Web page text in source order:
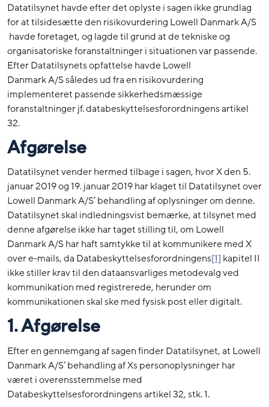
Datatilsynet havde efter det oplyste i sagen ikke grundlag
for at tilsidesætte den risikovurdering Lowell Danmark A/S
havde foretaget, og lagde til grund at de tekniske og
organisatoriske foranstaltninger i situationen var passende.
Efter Datatilsynets opfattelse havde Lowell
Danmark A/S således ud fra en risikovurdering
implementeret passende sikkerhedsmæssige
foranstaltninger jf. databeskyttelsesforordningens artikel
32.
Afgørelse
Datatilsynet vender hermed tilbage i sagen, hvor X den 5.
januar 2019 og 19. januar 2019 har klaget til Datatilsynet over
Lowell Danmark A/S’ behandling af oplysninger om denne.
Datatilsynet skal indledningsvist bemærke, at tilsynet med
denne afgørelse ikke har taget stilling til, om Lowell
Danmark A/S har haft samtykke til at kommunikere med X
over e-mails, da Databeskyttelsesforordningens[1] kapitel II
ikke stiller krav til den dataansvarliges metodevalg ved
kommunikation med registrerede, herunder om
kommunikationen skal ske med fysisk post eller digitalt.
1. Afgørelse
Efter en gennemgang af sagen finder Datatilsynet, at Lowell
Danmark A/S’ behandling af Xs personoplysninger har
været i overensstemmelse med
Databeskyttelsesforordningens artikel 32, stk. 1.